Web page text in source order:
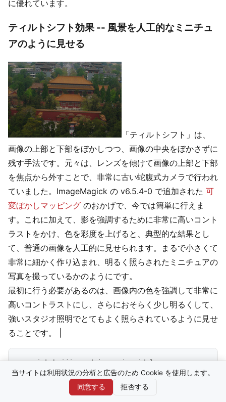
に優れています。
ティルトシフト効果 -- 風景を人工的なミニチュ
アのように見せる
「ティルトシフト」は、
画像の上部と下部をぼかしつつ、画像の中央をぼかさずに
残す手法です。元々は、レンズを傾けて画像の上部と下部
を焦点から外すことで、非常に古い蛇腹式カメラで行われ
ていました。ImageMagick の v6.5.4-0 で追加された 可
変ぼかしマッピング のおかげで、今では簡単に行えま
す。これに加えて、影を強調するために非常に高いコント
ラストをかけ、色を彩度を上げると、典型的な結果とし
て、普通の画像を人工的に見せられます。まるで小さくて
非常に細かく作り込まれ、明るく照らされたミニチュアの
写真を撮っているかのようにです。
最初に行う必要があるのは、画像内の色を強調して非常に
高いコントラストにし、さらにおそらく少し明るくして、
強いスタジオ照明でとてもよく照らされているように見せ
ることです。 |
当サイトは利用状況の分析と広告のため Cookie を使用します。
同意する 拒否する